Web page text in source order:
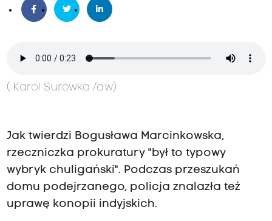
( Karol Surówka /dw)
Jak twierdzi Bogusława Marcinkowska,
rzeczniczka prokuratury "był to typowy
wybryk chuligański". Podczas przeszukań
domu podejrzanego, policja znalazła też
uprawę konopii indyjskich.